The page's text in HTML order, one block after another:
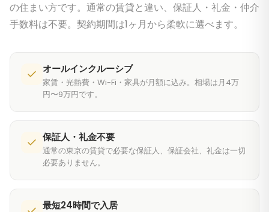
の住まい方です。通常の賃貸と違い、保証人・礼金・仲介
手数料は不要。契約期間は1ヶ月から柔軟に選べます。
オールインクルーシブ
家賃・光熱費・Wi-Fi・家具が月額に込み。相場は月4万
円〜9万円です。
保証人・礼金不要
通常の東京の賃貸で必要な保証人、保証会社、礼金は一切
必要ありません。
最短24時間で入居